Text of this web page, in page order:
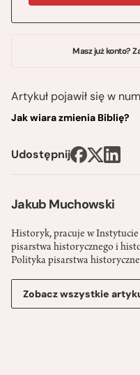
Jakub Muchowski
Historyk, pracuje w
pisarstwa historycznego i
Polityka pisarstwa
Zobacz wszystkie
Masz już konto?
Artykuł pojawił się w
Jak wiara zmienia Biblię?
Udostępnij